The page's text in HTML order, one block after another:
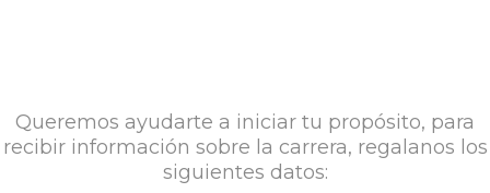
Queremos ayudarte a iniciar tu propósito, para
recibir información sobre la carrera, regalanos los
siguientes datos: